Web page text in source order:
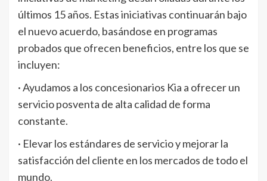
últimos 15 años. Estas iniciativas continuarán bajo
el nuevo acuerdo, basándose en programas
probados que ofrecen beneficios, entre los que se
incluyen:
· Ayudamos a los concesionarios Kia a ofrecer un
servicio posventa de alta calidad de forma
constante.
· Elevar los estándares de servicio y mejorar la
satisfacción del cliente en los mercados de todo el
mundo.